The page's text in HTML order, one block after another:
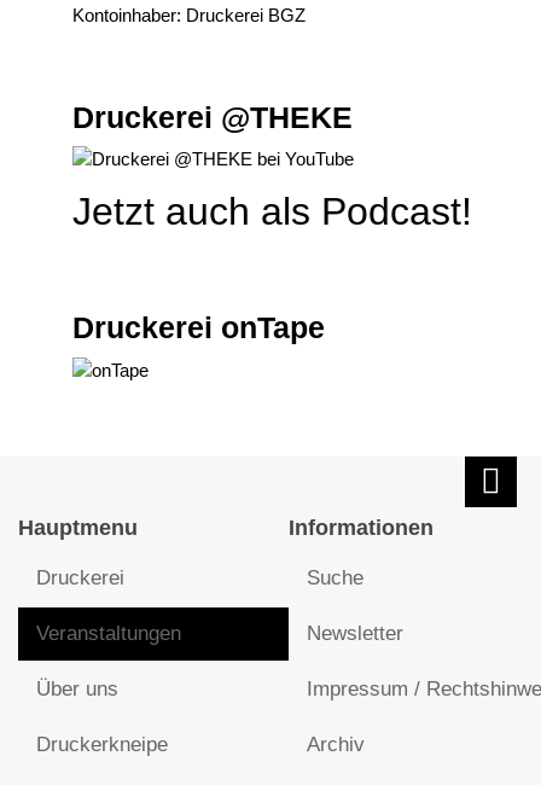
Kontoinhaber: Druckerei BGZ
Druckerei @THEKE
Jetzt auch als Podcast!
Druckerei onTape
Hauptmenu
Druckerei
Veranstaltungen
Über uns
Druckerkneipe
Informationen
Suche
Newsletter
Impressum /
Archiv